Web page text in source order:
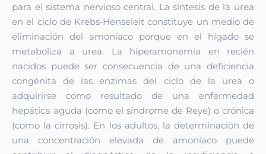
para el sistema nervioso central. La síntesis de la urea
en el ciclo de Krebs‑Henseleit constituye un medio de
eliminación del amoníaco porque en el hígado se
metaboliza a urea. La hiperamonemia en recién
nacidos puede ser consecuencia de una deficiencia
congénita de las enzimas del ciclo de la urea o
adquirirse como resultado de una enfermedad
hepática aguda (como el síndrome de Reye) o crónica
(como la cirrosis). En los adultos, la determinación de
una concentración elevada de amoníaco puede